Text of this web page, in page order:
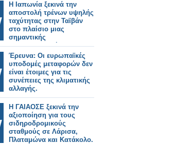
Η Ιαπωνία ξεκινά την
αποστολή τρένων υψηλής
ταχύτητας στην Ταϊβάν
στο πλαίσιο μιας
σημαντικής
σιδηροδρομικής
παραγγελίας.
Έρευνα: Οι ευρωπαϊκές
υποδομές μεταφορών δεν
είναι έτοιμες για τις
συνέπειες της κλιματικής
αλλαγής.
Η ΓΑΙΑΟΣΕ ξεκινά την
αξιοποίηση για τους
σιδηροδρομικούς
σταθμούς σε Λάρισα,
Πλαταμώνα και Κατάκολο.